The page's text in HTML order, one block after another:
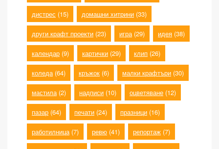
дистрес (15) домашни хитрини (33)
други крафт проекти (23) игра (29) идея (38)
календар (9) картички (29) клип (26)
коледа (64) кръжок (6) малки крафтъри (30)
мастила (2) надписи (10) оцветяване (12)
пазар (64) печати (24) празници (16)
работилница (7) ревю (41) репортаж (7)